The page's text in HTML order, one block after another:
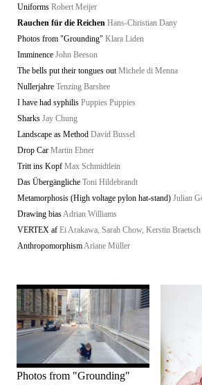
Uniforms Robert Meijer
Rauchen für die Reichen Hans-Christian Dany
Photos from "Grounding" Klara Liden
Imminence John Beeson
The bells put their tongues out Michele di Menna
Nullerjahre Tenzing Barshee
I have had syphilis Puppies Puppies
Sharks Jay Chung
Landscape as Method David Bussel
Drop Car Martin Ebner
Tritt ins Kopf Max Schmidtlein
Das Übergängliche Toni Hildebrandt
Metamorphosis (High voltage pylon hat-stand) Julian
Drawing biasAdrian Williams
VERTEX af Ei Arakawa, Sarah Chow, Kerstin Braetsch
AnthropomorphismAriane Müller
Photos from "Grounding"